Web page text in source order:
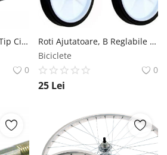
Roata Fata 36H 28x5 8 Tip City Alu RMS
0
Roti Ajutatoare, B Reglabile 12-20, culoare alb MX Biciclete
Biciclete
0
25 Lei